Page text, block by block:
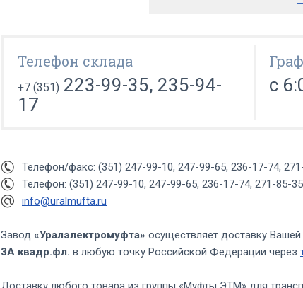
Телефон склада
+7 (351) 223-99-35, 235-94-
17
с
Телефон/факс: (351) 247-99-10, 247-99-65, 236-17-74,
Телефон: (351) 247-99-10, 247-99-65, 236-17-74, 271-85-35
info@uralmufta.ru
Завод «Уралэлектромуфта» осуществляет доставку
3А квадр.фл. в любую точку Российской Федерации через